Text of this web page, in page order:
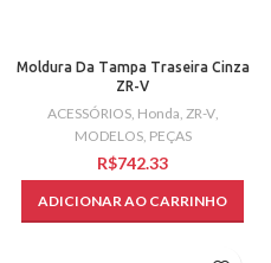
Moldura Da Tampa Traseira Cinza
ZR-V
ACESSÓRIOS, Honda, ZR-V,
MODELOS, PEÇAS
R$
ADICIONAR AO CARRINHO